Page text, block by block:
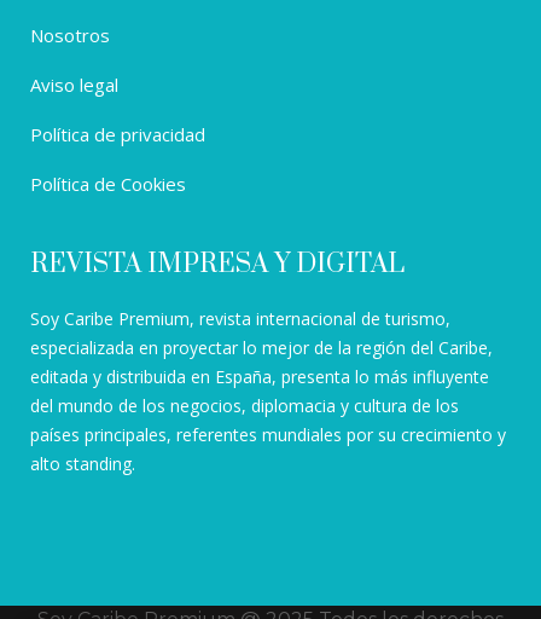
Nosotros
Aviso legal
Política de privacidad
Política de Cookies
REVISTA IMPRESA Y DIGITAL
Soy Caribe Premium, revista internacional de turismo,
especializada en proyectar lo mejor de la región del Caribe,
editada y distribuida en España, presenta lo más influyente
del mundo de los negocios, diplomacia y cultura de los
países principales, referentes mundiales por su crecimiento y
alto standing.